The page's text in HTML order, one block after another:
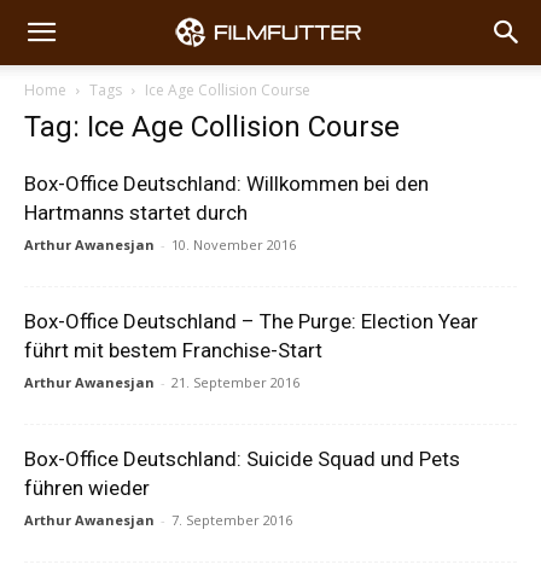
Home Tags Ice Age Collision Course
Tag: Ice Age Collision Course
Box-Office Deutschland: Willkommen bei den
Hartmanns startet durch
Arthur Awanesjan - 10. November 2016
Box-Office Deutschland – The Purge: Election Year
führt mit bestem Franchise-Start
Arthur Awanesjan - 21. September 2016
Box-Office Deutschland: Suicide Squad und Pets
führen wieder
Arthur Awanesjan - 7. September 2016